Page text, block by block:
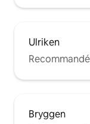
Ulriken
Bryggen